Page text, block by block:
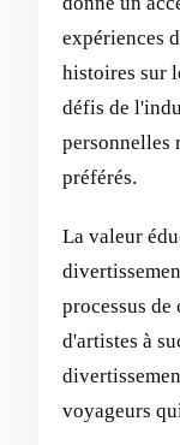
expériences
histoires sur
défis de
personnelles
préférés.
La valeur
processus de
d'artistes à
voyageurs